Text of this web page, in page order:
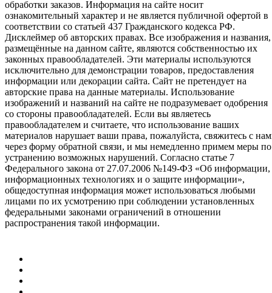
обработки заказов. Информация на сайте носит
ознакомительный характер и не является публичной офертой в
соответствии со статьей 437 Гражданского кодекса РФ.
Дисклеймер об авторских правах. Все изображения и названия,
размещённые на данном сайте, являются собственностью их
законных правообладателей. Эти материалы используются
исключительно для демонстрации товаров, предоставления
информации или декорации сайта. Сайт не претендует на
авторские права на данные материалы. Использование
изображений и названий на сайте не подразумевает одобрения
со стороны правообладателей. Если вы являетесь
правообладателем и считаете, что использование ваших
материалов нарушает ваши права, пожалуйста, свяжитесь с
через форму обратной связи, и мы немедленно примем меры по
устранению возможных нарушений. Согласно статье 7
Федерального закона от 27.07.2006 №149-ФЗ «Об информации,
информационных технологиях и о защите информации»,
общедоступная информация может использоваться любыми
лицами по их усмотрению при соблюдении установленных
федеральными законами ограничений в отношении
распространения такой информации.